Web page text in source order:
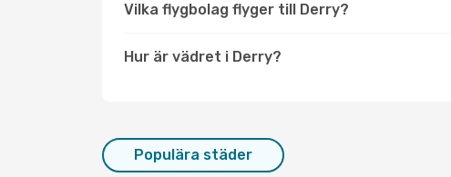
Vilka flygbolag flyger till Derry?
Hur är vädret i Derry?
Populära städer